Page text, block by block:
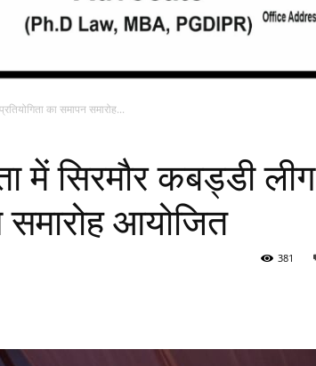
का समापन समारोह...
में सिरमौर कबड्डी लीग
समारोह आयोजित
381